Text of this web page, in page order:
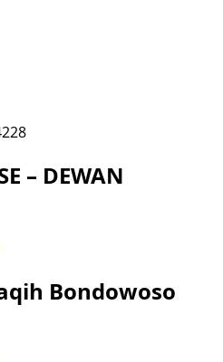
– DEWAN
Bondowoso